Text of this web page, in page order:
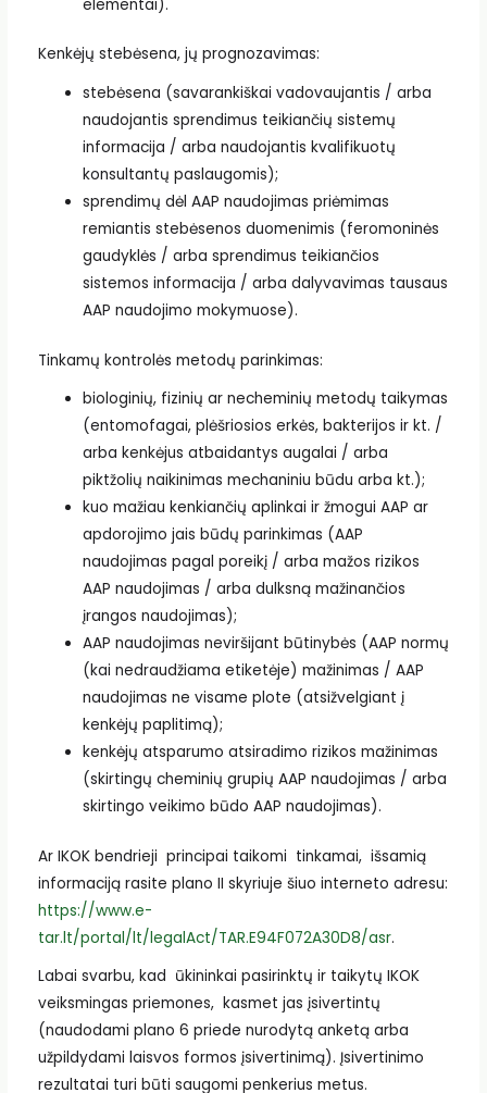
elementai).
Kenkėjų stebėsena, jų prognozavimas:
stebėsena (savarankiškai vadovaujantis / arba
naudojantis sprendimus teikiančių sistemų
informacija / arba naudojantis kvalifikuotų
konsultantų paslaugomis);
sprendimų dėl AAP naudojimas priėmimas
remiantis stebėsenos duomenimis (feromoninės
gaudyklės / arba sprendimus teikiančios
sistemos informacija / arba dalyvavimas tausaus
AAP naudojimo mokymuose).
Tinkamų kontrolės metodų parinkimas:
biologinių, fizinių ar necheminių metodų taikymas
(entomofagai, plėšriosios erkės, bakterijos ir kt. /
arba kenkėjus atbaidantys augalai / arba
piktžolių naikinimas mechaniniu būdu arba kt.);
kuo mažiau kenkiančių aplinkai ir žmogui AAP ar
apdorojimo jais būdų parinkimas (AAP
naudojimas pagal poreikį / arba mažos rizikos
AAP naudojimas / arba dulksną mažinančios
įrangos naudojimas);
AAP naudojimas neviršijant būtinybės (AAP normų
(kai nedraudžiama etiketėje) mažinimas / AAP
naudojimas ne visame plote (atsižvelgiant į
kenkėjų paplitimą);
kenkėjų atsparumo atsiradimo rizikos mažinimas
(skirtingų cheminių grupių AAP naudojimas / arba
skirtingo veikimo būdo AAP naudojimas).
Ar IKOK bendrieji principai taikomi tinkamai, išsamią
informaciją rasite plano II skyriuje šiuo interneto adresu:
https://www.e-
tar.lt/portal/lt/legalAct/TAR.E94F072A30D8/asr.
Labai svarbu, kad ūkininkai pasirinktų ir taikytų IKOK
veiksmingas priemones, kasmet jas įsivertintų
(naudodami plano 6 priede nurodytą anketą arba
užpildydami laisvos formos įsivertinimą). Įsivertinimo
rezultatai turi būti saugomi penkerius metus.